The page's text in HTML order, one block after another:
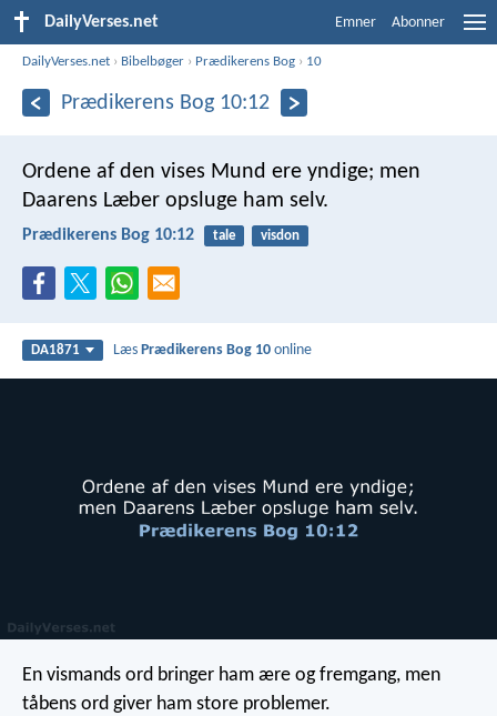
DailyVerses.net Emner Abonner
DailyVerses.net › Bibelbøger › Prædikerens Bog › 10
Prædikerens Bog 10:12
Ordene af den vises Mund ere yndige; men
Daarens Læber opsluge ham selv.
Prædikerens Bog 10:12 tale visdon
DA1871 LæsPrædikerens Bog 10 online
En vismands ord bringer ham ære og fremgang, men
tåbens ord giver ham store problemer.